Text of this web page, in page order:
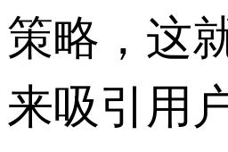
策略，这
来吸引用户